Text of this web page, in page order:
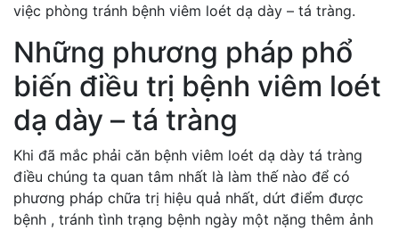
việc phòng tránh bệnh viêm loét dạ dày – tá tràng.
Những phương pháp phổ
biến điều trị bệnh viêm loét
dạ dày – tá tràng
Khi đã mắc phải căn bệnh viêm loét dạ dày tá tràng
điều chúng ta quan tâm nhất là làm thế nào để có
phương pháp chữa trị hiệu quả nhất, dứt điểm được
bệnh , tránh tình trạng bệnh ngày một nặng thêm ảnh